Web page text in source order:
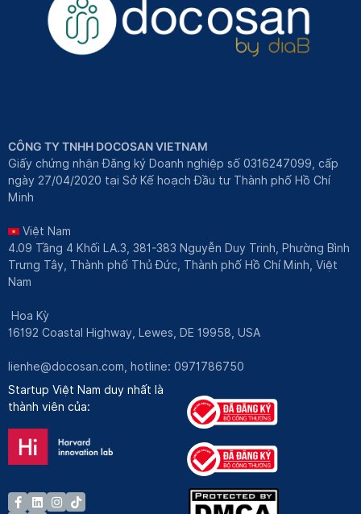
CÔNG TY TNHH DOCOSAN VIETNAM
Giấy chứng nhận Đăng ký Doanh nghiệp số 0316247099, cấp
ngày 27/04/2020 tại Sở Kế hoạch Đầu tư Thành phố Hồ Chí
Minh
Việt Nam
4.09 Tầng 4 Khối LA.3, 381-383 Nguyễn Duy Trinh, Phường Bình
Trưng Tây, Thành phố Thủ Đức, Thành phố Hồ Chí Minh, Việt
Nam
Hoa Kỳ
16192 Coastal Highway, Lewes, DE 19958, USA
lienhe@docosan.com , hotline: 0971786750
Startup Việt Nam duy nhất là
thành viên của: